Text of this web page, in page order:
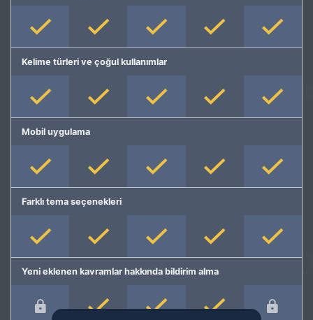
Kelime türleri ve çoğul kullanımlar
Mobil uygulama
Farklı tema seçenekleri
Yeni eklenen kavramlar hakkında bildirim alma